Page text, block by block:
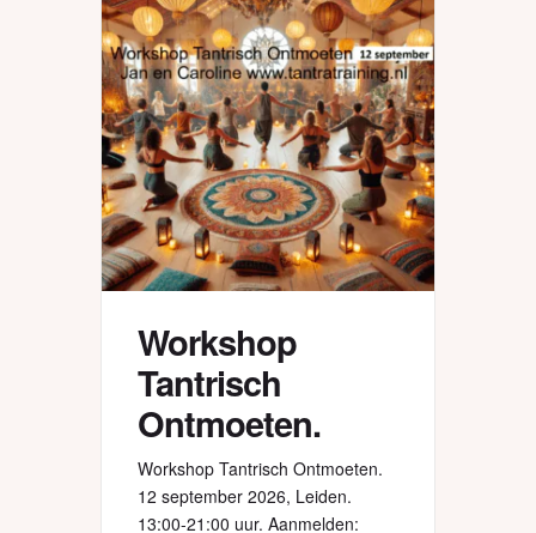
Workshop
Tantrisch
Ontmoeten.
Workshop Tantrisch Ontmoeten.
12 september 2026, Leiden.
13:00-21:00 uur. Aanmelden: